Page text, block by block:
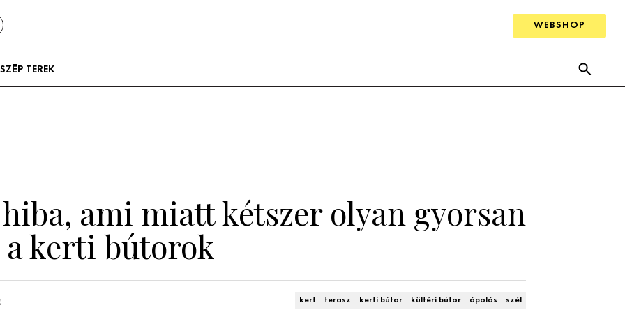
WEBSHOP
SZÉP TEREK
ami miatt kétszer olyan gyorsan
kerti bútorok
kert terasz kerti bútor kültéri bútor ápolás szél